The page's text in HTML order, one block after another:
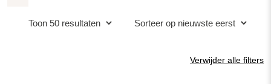
Verwijder alle filters